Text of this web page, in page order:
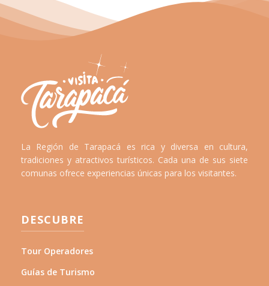
La Región de Tarapacá es rica y diversa en cultura,
tradiciones y atractivos turísticos. Cada una de sus siete
comunas ofrece experiencias únicas para los visitantes.
DESCUBRE
Tour Operadores
Guías de Turismo